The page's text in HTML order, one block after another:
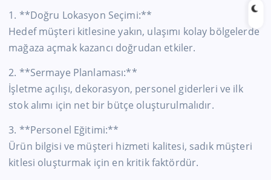
1. **Doğru Lokasyon Seçimi:**
Hedef müşteri kitlesine yakın, ulaşımı kolay bölgelerde
mağaza açmak kazancı doğrudan etkiler.
2. **Sermaye Planlaması:**
İşletme açılışı, dekorasyon, personel giderleri ve ilk
stok alımı için net bir bütçe oluşturulmalıdır.
3. **Personel Eğitimi:**
Ürün bilgisi ve müşteri hizmeti kalitesi, sadık müşteri
kitlesi oluşturmak için en kritik faktördür.